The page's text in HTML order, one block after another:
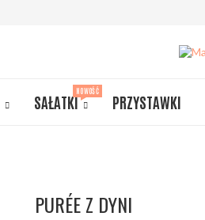
SAŁATKI
NOWOŚĆ
PRZYSTAWKI
PURÉE Z DYNI